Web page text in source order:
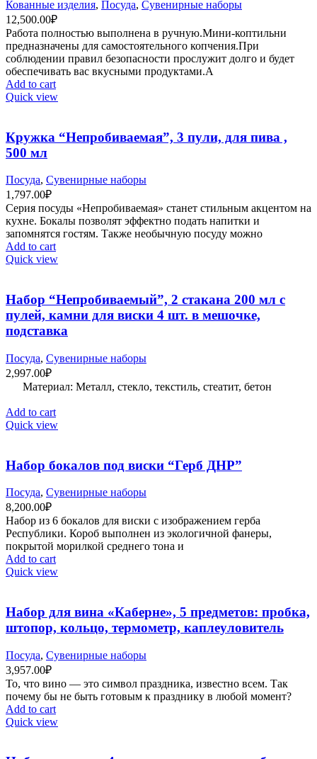
Кованные изделия, Посуда, Сувенирные наборы
12,500.00₽
Работа полностью выполнена в ручную.Мини-коптильни
предназначены для самостоятельного копчения.При
соблюдении правил безопасности прослужит долго и будет
обеспечивать вас вкусными продуктами.А
Add to cart
Quick view
Кружка “Непробиваемая”, 3 пули, для пива ,
500 мл
Посуда, Сувенирные наборы
1,797.00₽
Серия посуды «Непробиваемая» станет стильным акцентом на
кухне. Бокалы позволят эффектно подать напитки и
запомнятся гостям. Также необычную посуду можно
Add to cart
Quick view
Набор “Непробиваемый”, 2 стакана 200 мл с
пулей, камни для виски 4 шт. в мешочке,
подставка
Посуда, Сувенирные наборы
2,997.00₽
Материал: Металл, стекло, текстиль, стеатит, бетон
Add to cart
Quick view
Набор бокалов под виски “Герб ДНР”
Посуда, Сувенирные наборы
8,200.00₽
Набор из 6 бокалов для виски с изображением герба
Республики. Короб выполнен из экологичной фанеры,
покрытой морилкой среднего тона и
Add to cart
Quick view
Набор для вина «Каберне», 5 предметов: пробка,
штопор, кольцо, термометр, каплеуловитель
Посуда, Сувенирные наборы
3,957.00₽
То, что вино — это символ праздника, известно всем. Так
почему бы не быть готовым к празднику в любой момент?
Add to cart
Quick view